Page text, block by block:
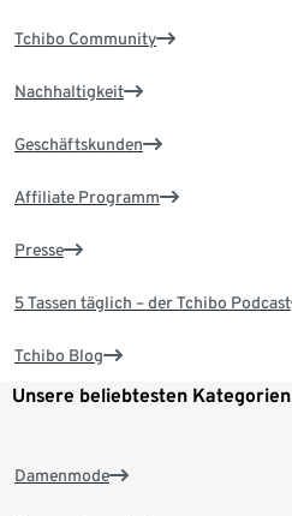
Tchibo Community
Nachhaltigkeit
Geschäftskunden
Affiliate Programm
Presse
5 Tassen täglich – der Tchibo Podcast
Tchibo Blog
Unsere beliebtesten Kategorien
Damenmode